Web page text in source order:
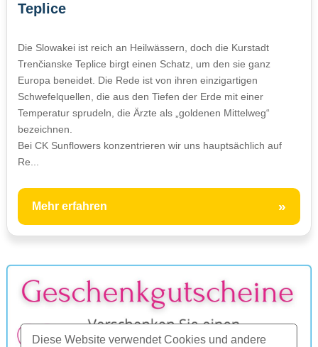
Diese Website verwendet Cookies und andere
Teplice
Die Slowakei ist reich an Heilwässern, doch die Kurstadt
Trenčianske Teplice birgt einen Schatz, um den sie ganz
Europa beneidet. Die Rede ist von ihren einzigartigen
Schwefelquellen, die aus den Tiefen der Erde mit einer
Temperatur sprudeln, die Ärzte als „goldenen Mittelweg“
bezeichnen.
Bei CK Sunflowers konzentrieren wir uns hauptsächlich auf
Re...
Mehr erfahren »